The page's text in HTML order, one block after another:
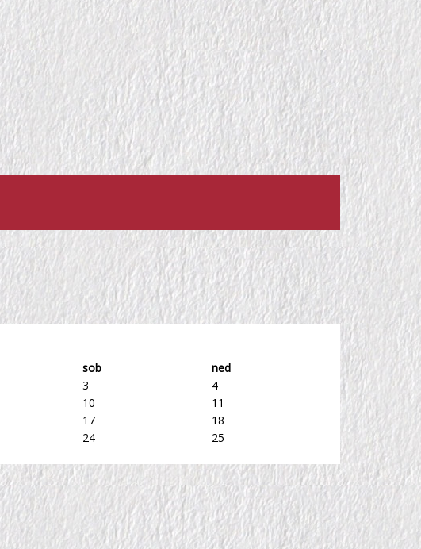
sob
ned
3
4
10
11
17
18
24
25